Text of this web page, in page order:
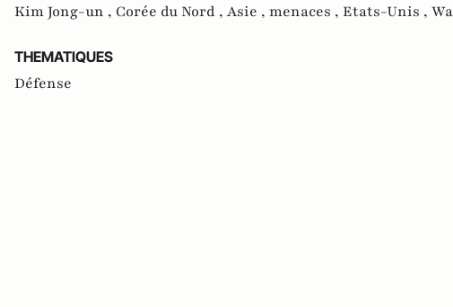
Kim Jong-un , Corée du Nord , Asie , menaces , Etats-Unis ,
THEMATIQUES
Défense